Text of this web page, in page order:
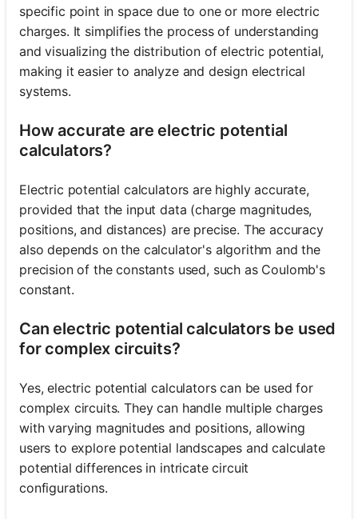
specific point in space due to one or more electric
charges. It simplifies the process of understanding
and visualizing the distribution of electric potential,
making it easier to analyze and design electrical
systems.
How accurate are electric potential
calculators?
Electric potential calculators are highly accurate,
provided that the input data (charge magnitudes,
positions, and distances) are precise. The accuracy
also depends on the calculator's algorithm and the
precision of the constants used, such as Coulomb's
constant.
Can electric potential calculators be used
for complex circuits?
Yes, electric potential calculators can be used for
complex circuits. They can handle multiple charges
with varying magnitudes and positions, allowing
users to explore potential landscapes and calculate
potential differences in intricate circuit
configurations.